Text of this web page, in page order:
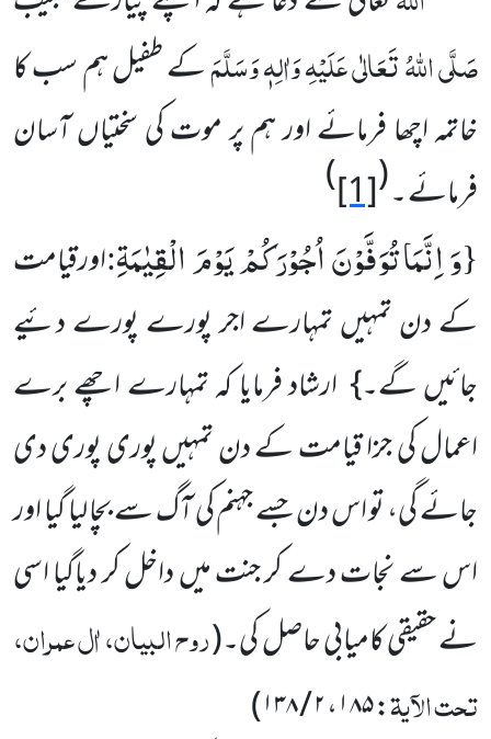
صَلَّی اللہُ تَعَالٰی عَلَیْہِ وَاٰلِہٖ وَسَلَّمَکے طفیل ہم سب کا
خاتمہ اچھا فرمائے اور ہم پر موت کی سختیاں آسان
فرمائے ۔(
[1]
)
{وَ اِنَّمَا تُوَفَّوْنَ اُجُوْرَكُمْ یَوْمَ الْقِیٰمَةِ:اورقیامت
کے دن تمہیں تمہارے اجر پورے پورے دئیے
جائیں گے۔} ارشاد فرمایا کہ تمہارے اچھے برے
اعمال کی جزا قیامت کے دن تمہیں پوری پوری دی
جائے گی، تو اس دن جسے جہنم کی آگ سے بچا لیا گیا اور
اس سے نجات دے کر جنت میں داخل کر دیاگیا اسی
نے حقیقی کامیابی حاصل کی۔(روح البیان، اٰل عمران،
تحت الآیۃ:۱۸۵،۲ / ۱۳۸)